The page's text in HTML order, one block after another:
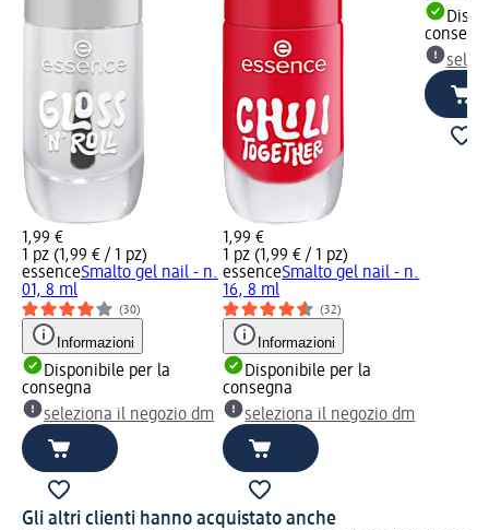
1,99 €
1 pz (1,99 € / 1 pz)
essenceSmalto gel nail - n.
01, 8 ml
(30)
Informazioni
Disponibile per la
consegna
seleziona il negozio dm
1,99 €
1 pz (1,99 € / 1 pz)
essenceSmalto gel nail - n.
16, 8 ml
(32)
Informazioni
Disponibile per la
consegna
seleziona il negozio dm
Gli altri clienti hanno acquistato anche